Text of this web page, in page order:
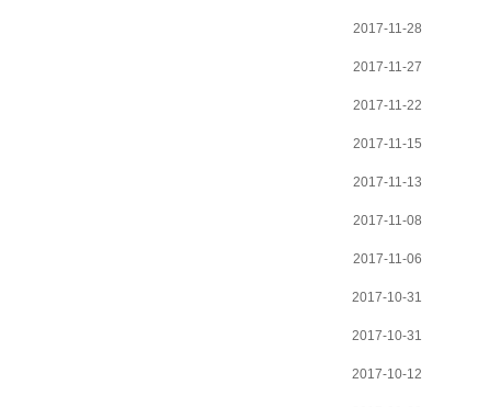
2017-11-28
2017-11-27
2017-11-22
2017-11-15
2017-11-13
2017-11-08
2017-11-06
2017-10-31
2017-10-31
2017-10-12